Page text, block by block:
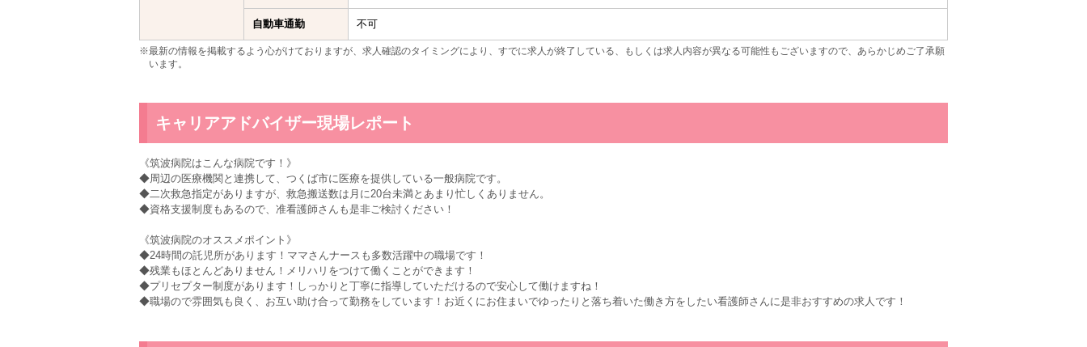
自動車通勤 不可
※最新の情報を掲載するよう心がけておりますが、求人確認のタイミングにより、すでに求人が終了している、もしくは求人内容が異なる可能性もございますので、あらかじめご了承願
います。
キャリアアドバイザー現場レポート
《筑波病院はこんな病院です！》
◆周辺の医療機関と連携して、つくば市に医療を提供している一般病院です。
◆二次救急指定がありますが、救急搬送数は月に20台未満とあまり忙しくありません。
◆資格支援制度もあるので、准看護師さんも是非ご検討ください！
《筑波病院のオススメポイント》
◆24時間の託児所があります！ママさんナースも多数活躍中の職場です！
◆残業もほとんどありません！メリハリをつけて働くことができます！
◆プリセプター制度があります！しっかりと丁寧に指導していただけるので安心して働けますね！
◆職場ので雰囲気も良く、お互い助け合って勤務をしています！お近くにお住まいでゆったりと落ち着いた働き方をしたい看護師さんに是非おすすめの求人です！